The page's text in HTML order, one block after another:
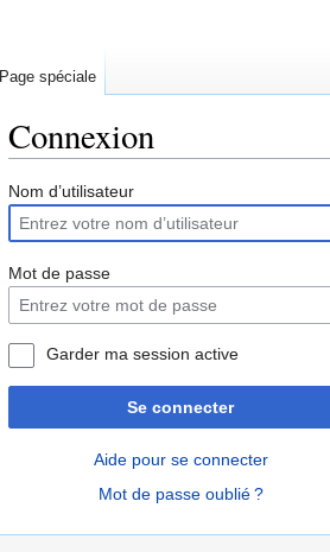
Connexion
Nom d’utilisateur
Mot de passe
Garder ma session active
Se connecter
Aide pour se connecter
Mot de passe oublié ?
Page spéciale